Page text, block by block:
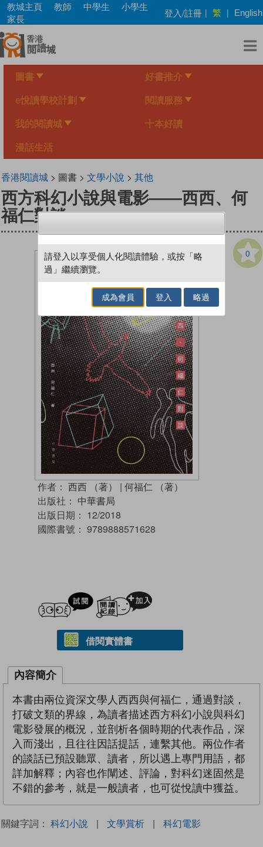
Skip
main
content
教城主頁 教師 中學生
小學生
家長
登入/註冊 | 繁 | English
圖書 好書推介
e悅讀學校計劃 閱讀服務
我的閱讀城 十本好讀
漫話生活
香港閱讀城> 圖書 > 文學小說 > 其他
西方科幻小說與電影——西西、何
福仁對談
0
作者： 西西 （著） | 何福仁 （著）
出版社： 中華書局
出版日期： 12/2018
國際書號： 9789888571628
試閲
借閱實體書
內容簡介
本書由兩位資深文學人西西與何福仁，通過對談，
打破文類的界線，為讀者描述西方科幻小說與科幻
電影發展的概況，並剖析各個時期的代表作品，深
入而淺出，且往往因話提話，連繫其他。兩位作者
的談話已預設聽眾、讀者，所以遇上專門用語，都
詳加解釋；內容也作闡述、評論，對科幻迷固然是
不錯的參考，就是一般讀者，也可從悅讀中獲益。
關鍵字詞： 科幻小說 | 文學賞析 | 科幻電影
請登入以享受個人化閱讀體驗，或按「略
過」繼續瀏覽。
成為會員 登入 略過